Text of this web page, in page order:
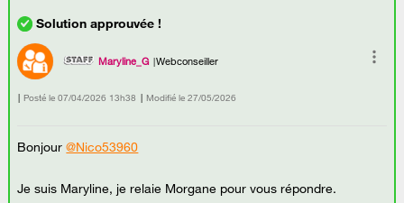
Maryline_G Webconseiller
Posté le ‎07/04/2026 13h38 Modifié le 27/05/2026
Bonjour@Nico53960
Je suis Maryline, je relaie Morgane pour vous répondre.